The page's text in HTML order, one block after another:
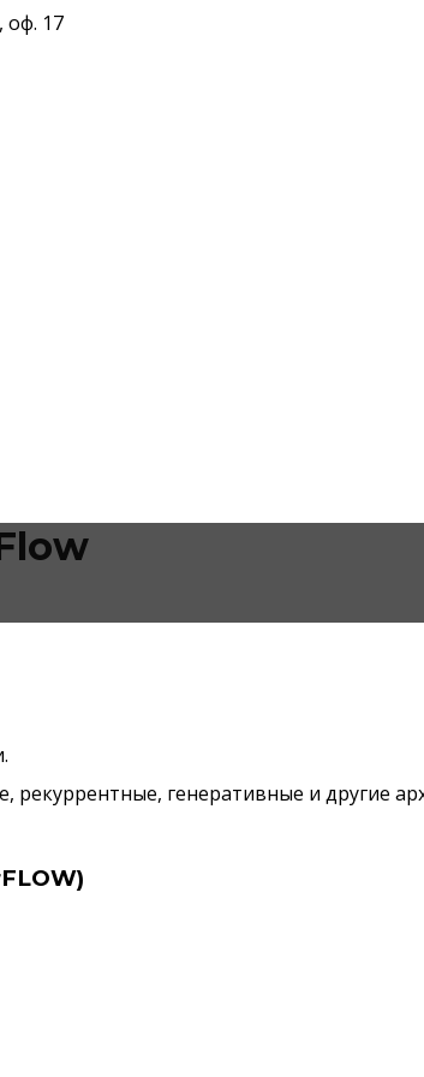
оф. 17
рекуррентные, генеративные и другие